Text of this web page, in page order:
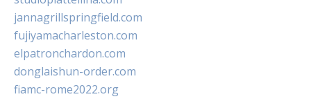
jannagrillspringfield.com
fujiyamacharleston.com
elpatronchardon.com
donglaishun-order.com
fiamc-rome2022.org